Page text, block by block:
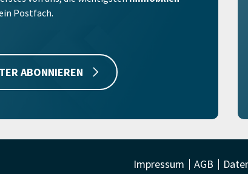
Postfach.
ABONNIEREN
Impressum AGB